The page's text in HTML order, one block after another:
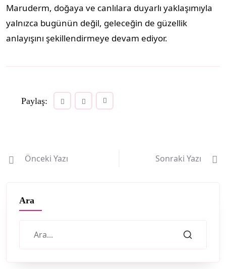
Maruderm, doğaya ve canlılara duyarlı yaklaşımıyla
yalnızca bugünün değil, geleceğin de güzellik
anlayışını şekillendirmeye devam ediyor.
Paylaş:
Önceki Yazı Sonraki Yazı
Ara